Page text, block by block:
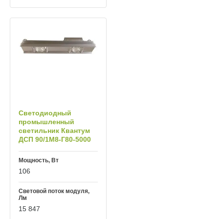
Светодиодный
промышленный
светильник Квантум
ДСП 90/1М8-Г80-5000
Мощность, Вт
106
Световой поток модуля,
Лм
15 847